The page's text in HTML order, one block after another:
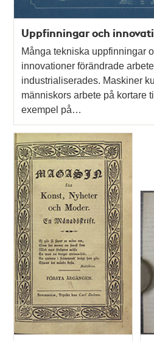
Uppfinningar och
Många tekniska uppfinningar
innovationer förändrade
industrialiserades. Maskiner
människors arbete på kortare
exempel på…